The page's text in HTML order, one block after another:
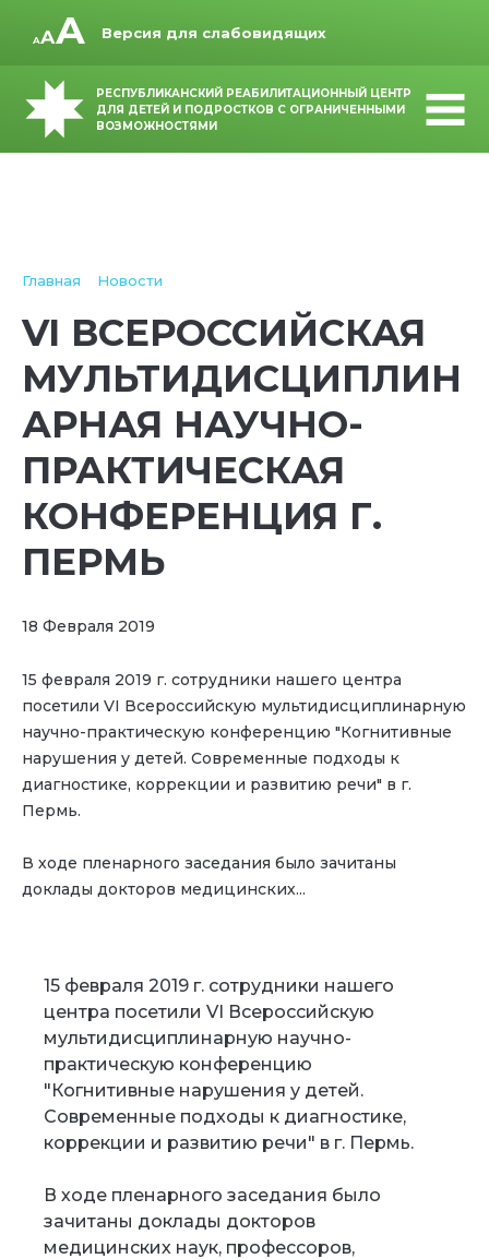
Версия для слабовидящих
РЕСПУБЛИКАНСКИЙ РЕАБИЛИТАЦИОННЫЙ ЦЕНТР
ДЛЯ ДЕТЕЙ И ПОДРОСТКОВ С ОГРАНИЧЕННЫМИ
ВОЗМОЖНОСТЯМИ
Главная Новости
VI ВСЕРОССИЙСКАЯ
МУЛЬТИДИСЦИПЛИН
АРНАЯ НАУЧНО-
ПРАКТИЧЕСКАЯ
КОНФЕРЕНЦИЯ Г.
ПЕРМЬ
18 Февраля 2019
15 февраля 2019 г. сотрудники нашего центра
посетили VI Всероссийскую мультидисциплинарную
научно-практическую конференцию "Когнитивные
нарушения у детей. Современные подходы к
диагностике, коррекции и развитию речи" в г.
Пермь.
В ходе пленарного заседания было зачитаны
доклады докторов медицинских...
15 февраля 2019 г. сотрудники нашего
центра посетили VI Всероссийскую
мультидисциплинарную научно-
практическую конференцию
"Когнитивные нарушения у детей.
Современные подходы к диагностике,
коррекции и развитию речи" в г. Пермь.
В ходе пленарного заседания было
зачитаны доклады докторов
медицинских наук, профессоров,